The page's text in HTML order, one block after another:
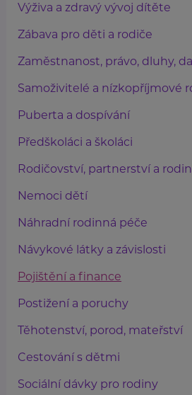
Výživa a zdravý vývoj dítěte
Zábava pro děti a rodiče
Zaměstnanost, právo, dluhy,
Samoživitelé a nízkopříjmové
Puberta a dospívání
Předškoláci a školáci
Rodičovství, partnerství a
Nemoci dětí
Náhradní rodinná péče
Návykové látky a závislosti
Pojištění a finance
Postižení a poruchy
Těhotenství, porod, mateřství
Cestování s dětmi
Sociální dávky pro rodiny